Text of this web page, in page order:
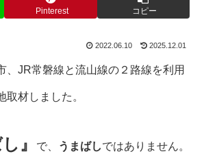
Pinterest コピー
2022.06.10 2025.12.01
、JR常磐線と流山線の２路線を利用
取材しました。
』 で、 うまばしではありません。